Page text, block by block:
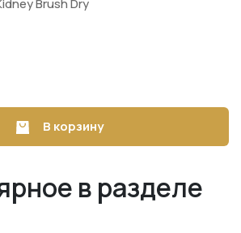
В корзину
в разделе